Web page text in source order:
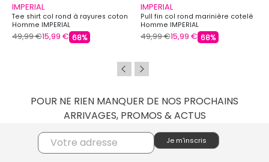
IMPERIAL
Tee shirt col rond à rayures coton
Homme IMPERIAL
49,99 €15,99 € 68%
IMPERIAL
Pull fin col rond marinière cotelé
Homme IMPERIAL
49,99 €15,99 € 68%
POUR NE RIEN MANQUER DE NOS PROCHAINS
ARRIVAGES, PROMOS & ACTUS